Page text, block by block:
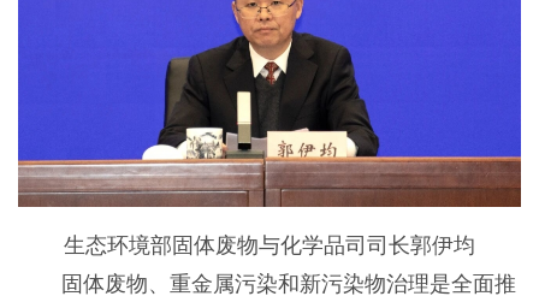
生态环境部固体废物与化学品司司长郭伊均
固体废物、重金属污染和新污染物治理是全面推